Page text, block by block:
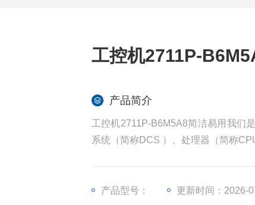
工控机2711P-
产品简介
工控机2711P-B6M5A8简洁易用我们
系统（简称DCS ）、处理器（简称
产品型号： 更新时间：2026-